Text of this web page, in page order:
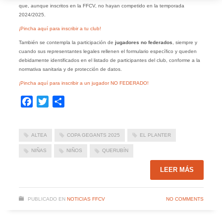
que, aunque inscritos en la FFCV, no hayan competido en la temporada
2024/2025.
¡Pincha aquí para inscribir a tu club!
También se contempla la participación de jugadores no federados , siempre y
cuando sus representantes legales rellenen el formulario específico y queden
debidamente identificados en el listado de participantes del club, conforme a la
normativa sanitaria y de protección de datos.
¡Pincha aquí para inscribir a un jugador NO FEDERADO!
Facebook
Twitter
ALTEA COPA GEGANTS 2025 EL PLANTER
NIÑAS NIÑOS QUERUBÍN
LEER MÁS
PUBLICADO EN NOTICIAS FFCV NO COMMENTS